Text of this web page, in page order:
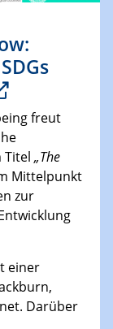
freut
Titel„The
Mittelpunkt
zur